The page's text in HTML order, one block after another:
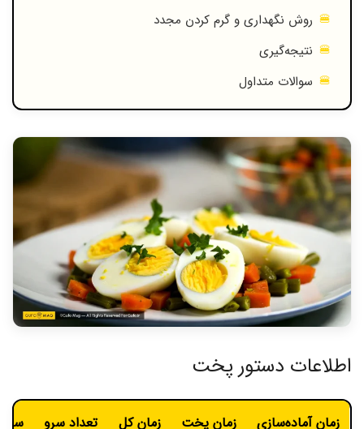
روش نگهداری و گرم کردن مجدد
نتیجه‌گیری
سوالات متداول
اطلاعات دستور پخت
زمان آماده‌سازی زمان پخت زمان کل تعداد سرو